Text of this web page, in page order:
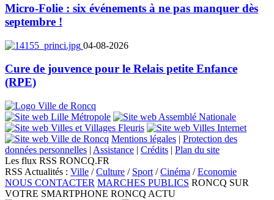
Micro-Folie : six événements à ne pas manquer dès
septembre !
04-08-2026
Cure de jouvence pour le Relais petite Enfance
(RPE)
Mentions légales | Protection des
données personnelles | Assistance | Crédits | Plan du site
Les flux RSS RONCQ.FR
RSS Actualités : Ville /Culture / Sport /Cinéma /Economie
NOUS CONTACTER MARCHES PUBLICS RONCQ SUR
VOTRE SMARTPHONE RONCQ ACTU